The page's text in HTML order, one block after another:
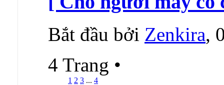
Bắt đầu bởi Zenkira,
4 Trang •
1 2 3 ... 4